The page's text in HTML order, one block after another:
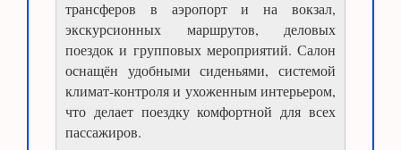
трансферов в аэропорт и на вокзал,
экскурсионных маршрутов, деловых
поездок и групповых мероприятий. Салон
оснащён удобными сиденьями, системой
климат-контроля и ухоженным интерьером,
что делает поездку комфортной для всех
пассажиров.